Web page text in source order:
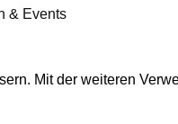
& Events
Mit der weiteren